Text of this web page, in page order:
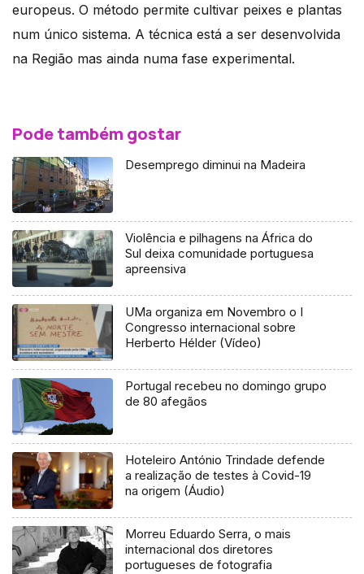
europeus. O método permite cultivar peixes e plantas
num único sistema. A técnica está a ser desenvolvida
na Região mas ainda numa fase experimental.
Pode também gostar
Desemprego diminui na Madeira
Violência e pilhagens na África do
Sul deixa comunidade portuguesa
apreensiva
UMa organiza em Novembro o I
Congresso internacional sobre
Herberto Hélder (Vídeo)
Portugal recebeu no domingo grupo
de 80 afegãos
Hoteleiro António Trindade defende
a realização de testes à Covid-19
na origem (Áudio)
Morreu Eduardo Serra, o mais
internacional dos diretores
portugueses de fotografia